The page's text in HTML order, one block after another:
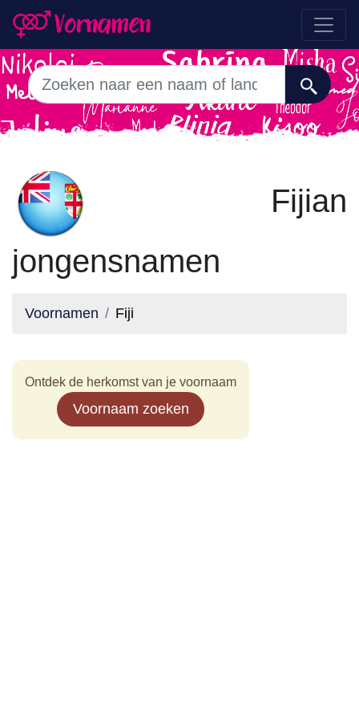
Fijian
jongensnamen
Voornamen Fiji
Ontdek de herkomst van je voornaam
Voornaam zoeken